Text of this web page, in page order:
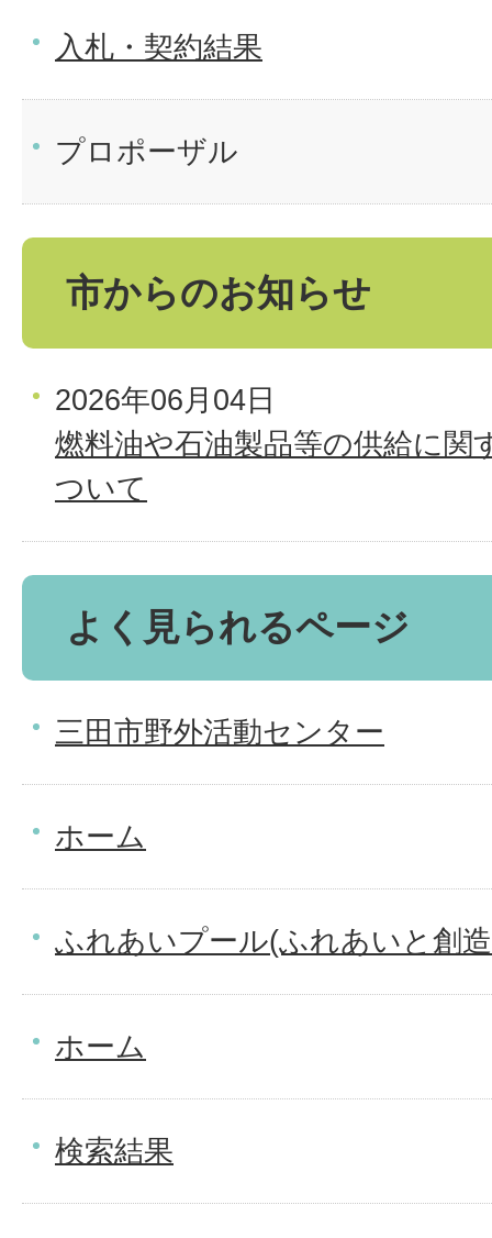
入札・契約結果
プロポーザル
市からのお知らせ
2026年06月04日
燃料油や石油製品等の供給に関
ついて
よく見られるページ
三田市野外活動センター
ホーム
ふれあいプール(ふれあいと創
ホーム
検索結果